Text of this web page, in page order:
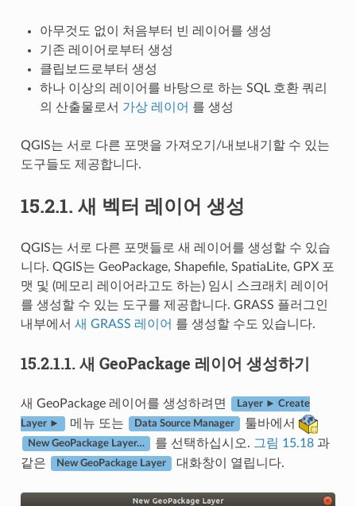
아무것도 없이 처음부터 빈 레이어를 생성
기존 레이어로부터 생성
클립보드로부터 생성
하나 이상의 레이어를 바탕으로 하는 SQL 호환 쿼리
의 산출물로서 가상 레이어 를 생성
QGIS는 서로 다른 포맷을 가져오기/내보내기할 수 있는
도구들도 제공합니다.
15.2.1. 새 벡터 레이어 생성
QGIS는 서로 다른 포맷들로 새 레이어를 생성할 수 있습
니다. QGIS는 GeoPackage, Shapefile, SpatiaLite, GPX 포
맷 및 (메모리 레이어라고도 하는) 임시 스크래치 레이어
를 생성할 수 있는 도구를 제공합니다. GRASS 플러그인
내부에서 새 GRASS 레이어 를 생성할 수도 있습니다.
15.2.1.1. 새 GeoPackage 레이어 생성하기
새 GeoPackage 레이어를 생성하려면 Layer ► Create
Layer ► 메뉴 또는 Data Source Manager 툴바에서
New GeoPackage Layer… 를 선택하십시오. 그림 15.18과
같은
New GeoPackage Layer 대화창이 열립니다.